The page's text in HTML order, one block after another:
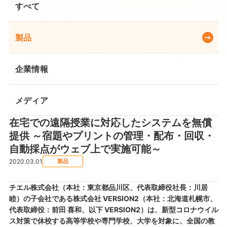
すべて
製品
企業情報
メディア
在宅での遠隔授業に対応したシステムを無償
提供 ～宿題やプリントの管理・配布・回収・
自動採点がウェブ上で実施可能～
2020.03.01 製品
チエル株式会社（本社：東京都品川区、代表取締役社長：川居
睦）の子会社である株式会社 VERSION2（本社：北海道札幌市、
代表取締役：前田 喜和、以下 VERSION2）は、新型コロナウイル
ス対策で休校する高等学校や専門学校、大学を対象に、全国の教